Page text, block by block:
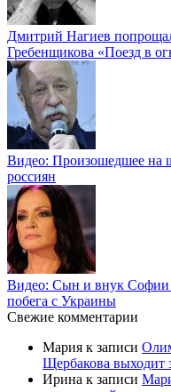
Дмитрий Нагиев
Гребенщикова «Поезд в
Видео: Произошедшее на
россиян
Видео: Сын и внук Софии
побега с Украины
Свежие комментарии
Мария к записи
Щербакова выходит
Ирина к записи